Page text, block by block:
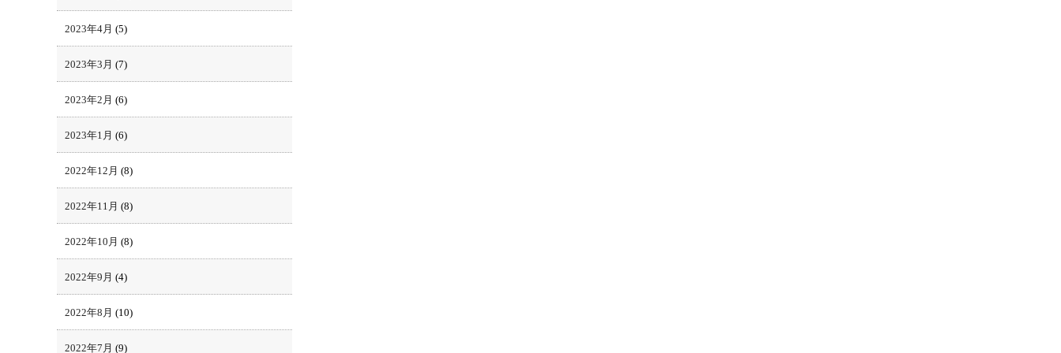
2023年4月 (5)
2023年3月 (7)
2023年2月 (6)
2023年1月 (6)
2022年12月 (8)
2022年11月 (8)
2022年10月 (8)
2022年9月 (4)
2022年8月 (10)
2022年7月 (9)